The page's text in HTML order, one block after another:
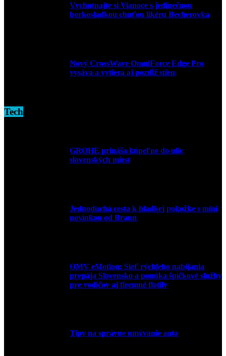
Vychutnajte si Vianoce s jedinečnou
horkosladkou chuťou likéru Becherovka
Nový CrossWave OmniForce Edge Pro
vysáva a vytiera aj pozdĺž stien
Tech
GROHE prináša kúpeľne do ulíc
slovenských miest
Jednoduchá cesta k hladkej pokožke s mini
novinkou od Braun
OMV eMotion: Sieť rýchleho nabíjania
prepája Slovensko a ponúka špičkové služby
pre vodičov aj firemné flotily
Tipy na správne umývanie auta